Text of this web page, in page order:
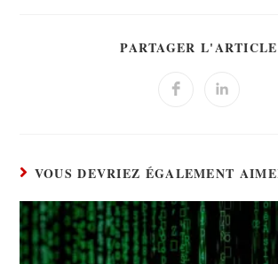
PARTAGER L'ARTICLE
VOUS DEVRIEZ ÉGALEMENT